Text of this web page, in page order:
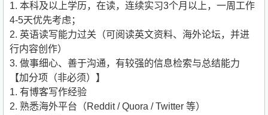
1. 本科及以上学历，在读，连续实习3个月以上，一周工作
4-5天优先考虑；
2. 英语读写能力过关（可阅读英文资料、海外论坛，并进
行内容创作）
3. 做事细心、善于沟通，有较强的信息检索与总结能力
【加分项（非必须）】
1. 有博客写作经验
2. 熟悉海外平台（Reddit / Quora / Twitter 等）